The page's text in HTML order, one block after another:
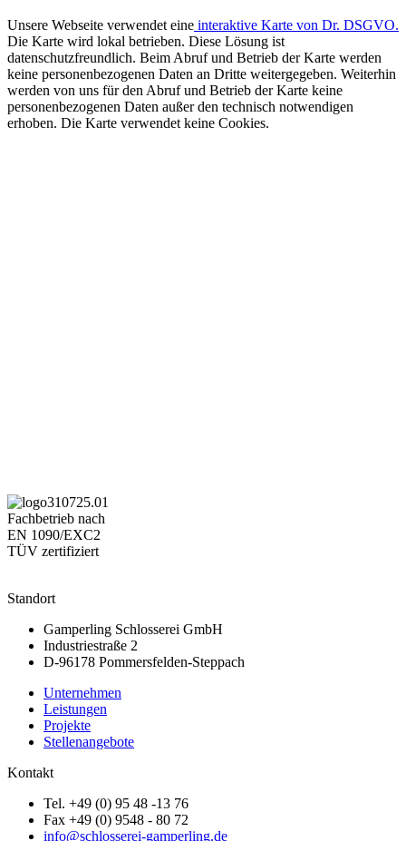
Unsere Webseite verwendet eine interaktive Karte von Dr. DSGVO.
Die Karte wird lokal betrieben. Diese Lösung ist
datenschutzfreundlich. Beim Abruf und Betrieb der Karte werden
keine personenbezogenen Daten an Dritte weitergegeben. Weiterhin
werden von uns für den Abruf und Betrieb der Karte keine
personenbezogenen Daten außer den technisch notwendigen
erhoben. Die Karte verwendet keine Cookies.
Fachbetrieb nach
EN 1090/EXC2
TÜV zertifiziert
Standort
Gamperling Schlosserei GmbH
Industriestraße 2
D-96178 Pommersfelden-Steppach
Unternehmen
Leistungen
Projekte
Stellenangebote
Kontakt
Tel. +49 (0) 95 48 -13 76
Fax +49 (0) 9548 - 80 72
info@schlosserei-gamperling.de